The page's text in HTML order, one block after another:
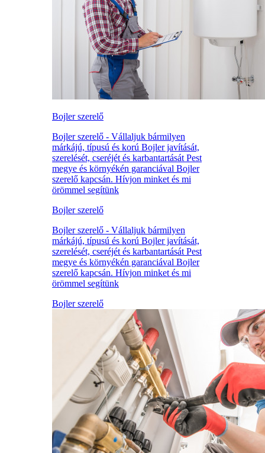
Bojler szerelő
Bojler szerelő - Vállaljuk bármilyen
márkájú, típusú és korú Bojler javítását,
szerelését, cseréjét és karbantartását Pest
megye és környékén garanciával Bojler
szerelő kapcsán. Hívjon minket és mi
örömmel segítünk
Bojler szerelő
Bojler szerelő - Vállaljuk bármilyen
márkájú, típusú és korú Bojler javítását,
szerelését, cseréjét és karbantartását Pest
megye és környékén garanciával Bojler
szerelő kapcsán. Hívjon minket és mi
örömmel segítünk
Bojler szerelő